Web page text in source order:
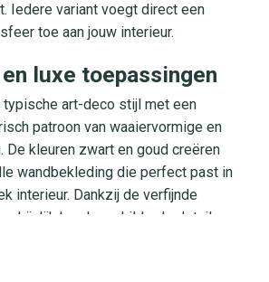
Iedere variant voegt direct een
toe aan jouw interieur.
luxe toepassingen
typische art-deco stijl met een
patroon van waaiervormige en
De kleuren zwart en goud creëren
wandbekleding die perfect past in
interieur. Dankzij de verfijnde
handgeschilderde details
als blikvanger achter de bank in
in de slaapkamer of om je